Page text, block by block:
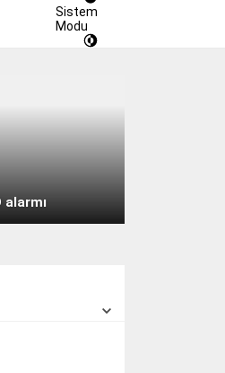
HİSSEDİLEN
Sistem
Modu
alarmı